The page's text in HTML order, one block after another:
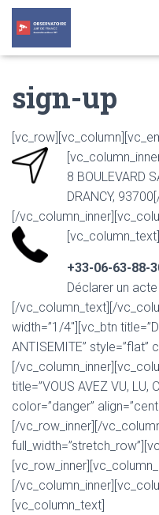
sign-up
8 BOULEVARD
DRANCY,
[/
[vc_column_text]
+33-06-63-88-
Déclarer un
[/vc_column_text][/
width=”1/4″][vc_btn
ANTISEMITE” style=”flat”
[/
title=”VOUS AVEZ VU, LU,
color=”danger”
[/vc_row_inner][/
[/
[vc_column_text]